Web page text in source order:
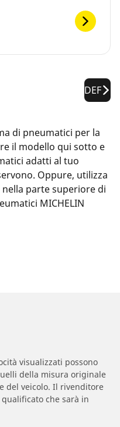
DEF
di pneumatici per la
il modello qui sotto e
adatti al tuo
Oppure, utilizza
parte superiore di
MICHELIN
visualizzati possono
della misura originale
del veicolo. Il rivenditore
che sarà in